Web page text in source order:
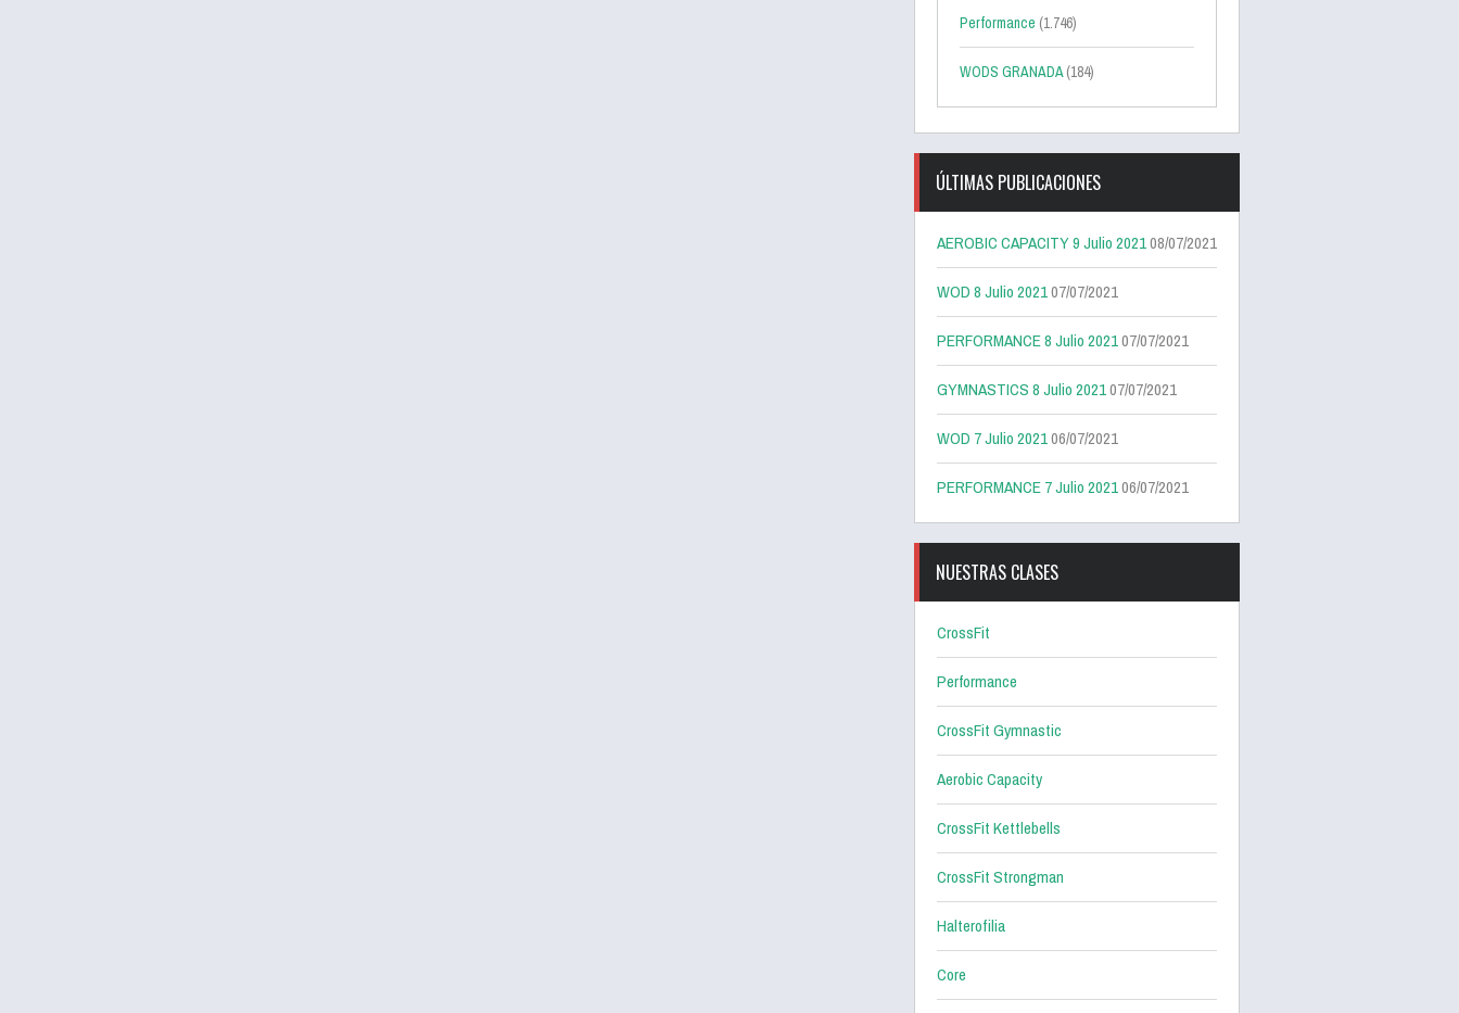
Performance (1.746)
WODS GRANADA(184)
ÚLTIMAS PUBLICACIONES
AEROBIC CAPACITY 9 Julio 202108/07/2021
WOD 8 Julio 202107/07/2021
PERFORMANCE 8 Julio 202107/07/2021
GYMNASTICS 8 Julio 202107/07/2021
WOD 7 Julio 202106/07/2021
PERFORMANCE 7 Julio 202106/07/2021
NUESTRAS CLASES
CrossFit
Performance
CrossFit Gymnastic
Aerobic Capacity
CrossFit Kettlebells
CrossFit Strongman
Halterofilia
Core